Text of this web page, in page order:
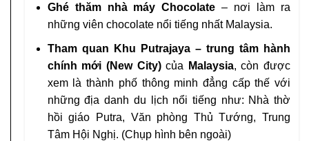
Ghé thăm nhà máy Chocolate– nơi làm ra
những viên chocolate nổi tiếng nhất Malaysia.
Tham quan Khu Putrajaya – trung tâm hành
chính mới (New City)của Malaysia, còn được
xem là thành phố thông minh đẳng cấp thế với
những địa danh du lịch nổi tiếng như: Nhà thờ
hồi giáo Putra, Văn phòng Thủ Tướng, Trung
Tâm Hội Nghị. (Chụp hình bên ngoài)